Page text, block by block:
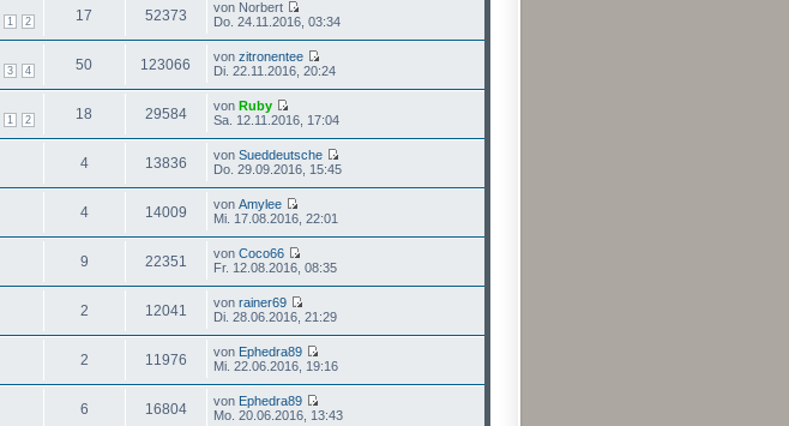
1 2 17 52373
von Norbert
Do. 24.11.2016, 03:34
3 4 50 123066 von zitronentee
Di. 22.11.2016, 20:24
1 2 18 29584 von Ruby
Sa. 12.11.2016, 17:04
4 13836 von Sueddeutsche
Do. 29.09.2016, 15:45
4 14009 von Amylee
Mi. 17.08.2016, 22:01
9 22351 von Coco66
Fr. 12.08.2016, 08:35
2 12041 von rainer69
Di. 28.06.2016, 21:29
2 11976 von Ephedra89
Mi. 22.06.2016, 19:16
6 16804 von Ephedra89
Mo. 20.06.2016, 13:43